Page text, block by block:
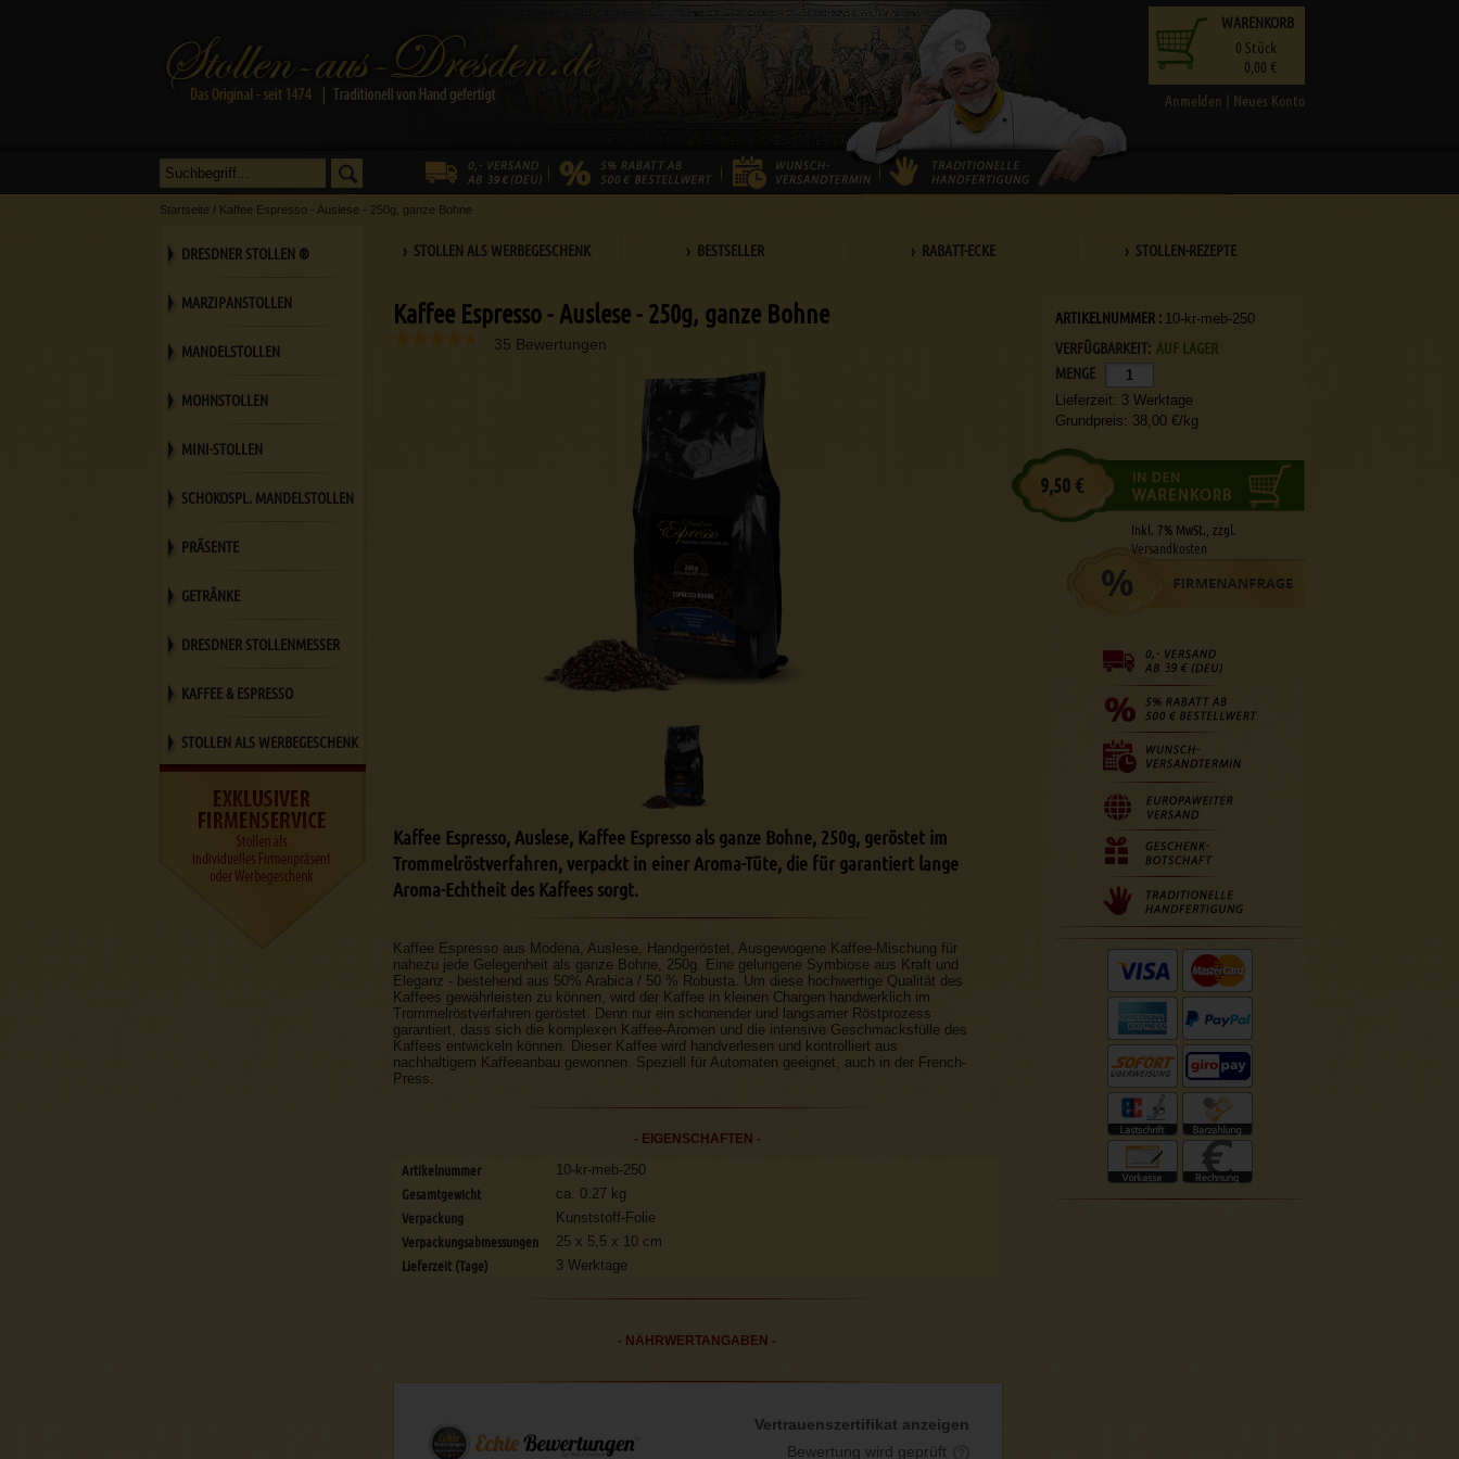
Anmelden | Neues Konto
WARENKORB
0 Stück
0,00 €
Startseite / Kaffee Espresso - Auslese - 250g, ganze Bohne
› STOLLEN ALS WERBEGESCHENK › BESTSELLER › RABATT-ECKE › STOLLEN-REZEPTE
Kaffee Espresso - Auslese - 250g, ganze Bohne
35 Bewertungen
Kaffee Espresso, Auslese, Kaffee Espresso als ganze Bohne, 250g, geröstet im
Trommelröstverfahren, verpackt in einer Aroma-Tüte, die für garantiert lange
Aroma-Echtheit des Kaffees sorgt.
Kaffee Espresso aus Modena, Auslese, Handgeröstet, Ausgewogene Kaffee-Mischung für
nahezu jede Gelegenheit als ganze Bohne, 250g. Eine gelungene Symbiose aus Kraft und
Eleganz - bestehend aus 50% Arabica / 50 % Robusta. Um diese hochwertige Qualität des
Kaffees gewährleisten zu können, wird der Kaffee in kleinen Chargen handwerklich im
Trommelröstverfahren geröstet. Denn nur ein schonender und langsamer Röstprozess
garantiert, dass sich die komplexen Kaffee-Aromen und die intensive Geschmacksfülle des
Kaffees entwickeln können. Dieser Kaffee wird handverlesen und kontrolliert aus
nachhaltigem Kaffeeanbau gewonnen. Speziell für Automaten geeignet, auch in der French-
Press.
- EIGENSCHAFTEN -
Artikelnummer 10-kr-meb-250
Gesamtgewicht ca. 0.27 kg
Verpackung Kunststoff-Folie
Verpackungsabmessungen 25 x 5,5 x 10 cm
Lieferzeit (Tage) 3 Werktage
- NÄHRWERTANGABEN -
Vertrauenszertifikat anzeigen
Bewertung wird geprüft
ARTIKELNUMMER : 10-kr-meb-250
VERFÜGBARKEIT: AUF LAGER
MENGE
Lieferzeit: 3 Werktage
Grundpreis: 38,00 €/kg
9,50 €
Inkl. 7% MwSt., zzgl.
Versandkosten
DRESDNER STOLLEN ®
MARZIPANSTOLLEN
MANDELSTOLLEN
MOHNSTOLLEN
MINI-STOLLEN
SCHOKOSPL. MANDELSTOLLEN
PRÄSENTE
GETRÄNKE
DRESDNER STOLLENMESSER
KAFFEE & ESPRESSO
STOLLEN ALS WERBEGESCHENK